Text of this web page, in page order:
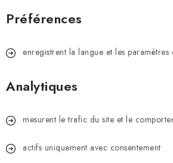
Protection des données personnelles
Réclamation
Préférences
enregistrent la langue et les paramètres
Analytiques
mesurent le trafic du site et le
actifs uniquement avec consentement